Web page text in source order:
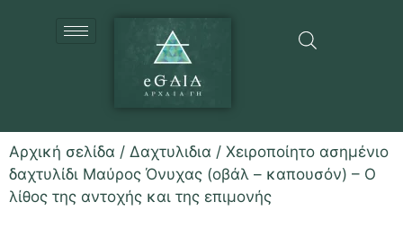
Αρχική σελίδα / Δαχτυλιδια / Χειροποίητο ασημένιο
δαχτυλίδι Μαύρος Όνυχας (οβάλ – καπουσόν) – Ο
λίθος της αντοχής και της επιμονής